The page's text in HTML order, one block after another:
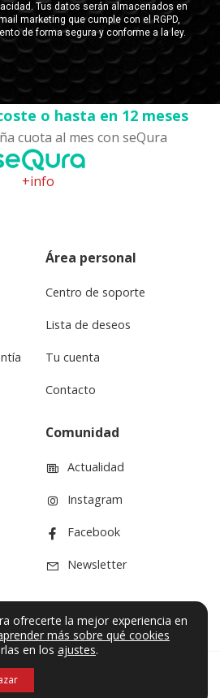
o hasta en 12 meses
cuota al mes con seQura
+info
Área personal
Centro de soporte
Lista de deseos
Tu cuenta
Contacto
Comunidad
Actualidad
Instagram
Facebook
Newsletter
los derechos reservados.
ofrecerte la mejor experiencia en
más sobre qué cookies
en los ajustes.